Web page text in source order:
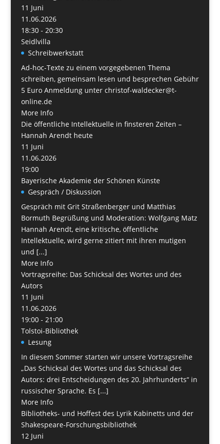
11 Juni
11.06.2026
18:30 - 20:30
Seidlvilla
Schreibwerkstatt
Ad-hoc-Texte zu einem vorgegebenen Thema
schreiben, gemeinsam lesen und besprechen Gebühr
5 Euro Anmeldung unter christof-waldecker@t-
online.de
More Info
Die öffentliche Intellektuelle in finsteren Zeiten –
Hannah Arendt heute
11 Juni
11.06.2026
19:00
Bayerische Akademie der Schönen Künste
Gespräch / Diskussion
Gespräch mit Grit Straßenberger und Matthias
Bormuth Begrüßung und Moderation: Wolfgang Matz
Hannah Arendt, eine kritische, öffentliche
Intellektuelle, wird gerne zitiert mit ihren mutigen
und [...]
More Info
Vortragsreihe: Das Schicksal des Wortes und des
Autors
11 Juni
11.06.2026
19:00 - 21:00
Tolstoi-Bibliothek
Lesung
In diesem Sommer starten wir unsere Vortragsreihe
„Das Schicksal des Wortes und das Schicksal des
Autors: drei Entscheidungen des 20. Jahrhunderts“ in
russischer Sprache. Es [...]
More Info
Bibliotheks- und Hoffest des Lyrik Kabinetts und der
Shakespeare-Forschungsbibliothek
12 Juni